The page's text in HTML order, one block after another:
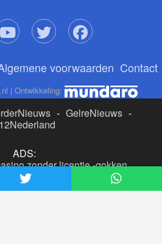
voorwaarden Contact
| Ontwikkeling:
- GelreNieuws -
ADS:
zonder licentie-gokken
beste online casino nederland